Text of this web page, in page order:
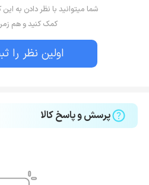
شما میتوانید با نظر دادن به این
کمک کنید و هم
اولین نظر را
پرسش و پاسخ کالا